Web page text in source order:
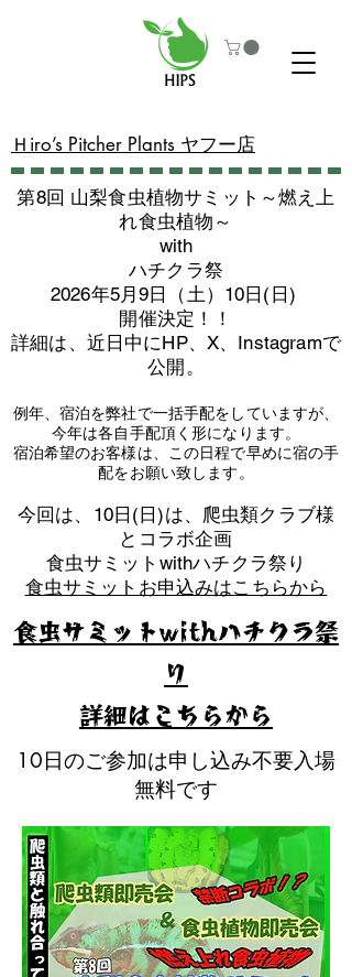
​Ｈiro’s Pitcher Plants ヤフー店
第8回 山梨食虫植物サミット～燃え上
れ食虫植物～
with
​ハチクラ祭
2026年5月9日（土）10日(日)
​開催決定！！
詳細は、近日中にHP、X、Instagramで
公開。
例年、宿泊を弊社で一括手配をしていますが、
今年は各自手配頂く形になります。
​宿泊希望のお客様は、この日程で早めに宿の手
配をお願い致します。
​今回は、10日(日)は、爬虫類クラブ様
とコラボ企画
​食虫サミットwithハチクラ祭り
食虫サミットお申込みはこちらから
10日のご参加は申し込み不要入場
無料です
食虫サミットwithハチクラ祭
り
​詳細はこちらから